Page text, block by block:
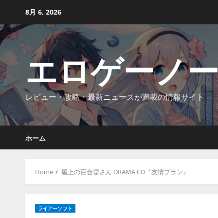
content
8月 6, 2026
エロゲーノ
レビュー・攻略・最新ニュースが満載の情報サイト
ホーム
Home 屋上の百合霊さん DRAMA CD『友情プラン』
ライアーソフト